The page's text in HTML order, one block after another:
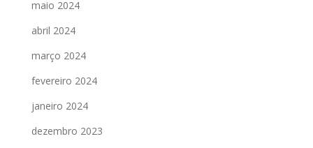
maio 2024
abril 2024
março 2024
fevereiro 2024
janeiro 2024
dezembro 2023